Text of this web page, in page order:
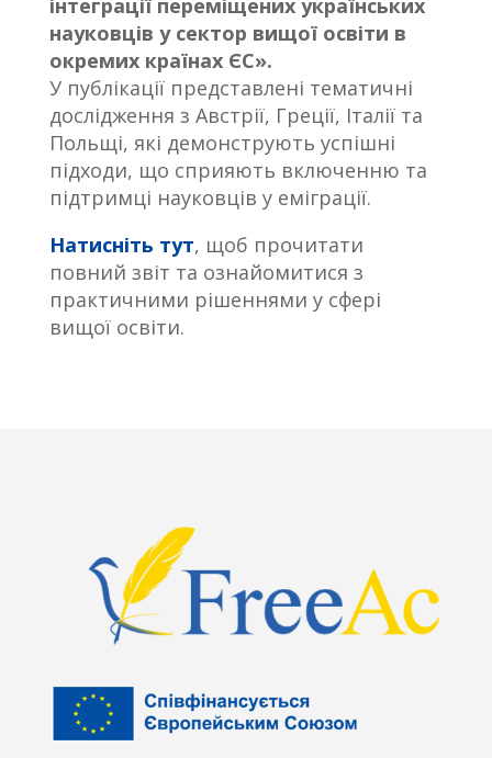
науковців у сектор вищої освіти в
окремих країнах ЄС».
У публікації представлені тематичні
дослідження з Австрії, Греції, Італії та
Польщі, які демонструють успішні
підходи, що сприяють включенню та
підтримці науковців у еміграції.
Натисніть тут, щоб прочитати
повний звіт та ознайомитися з
практичними рішеннями у сфері
вищої освіти.